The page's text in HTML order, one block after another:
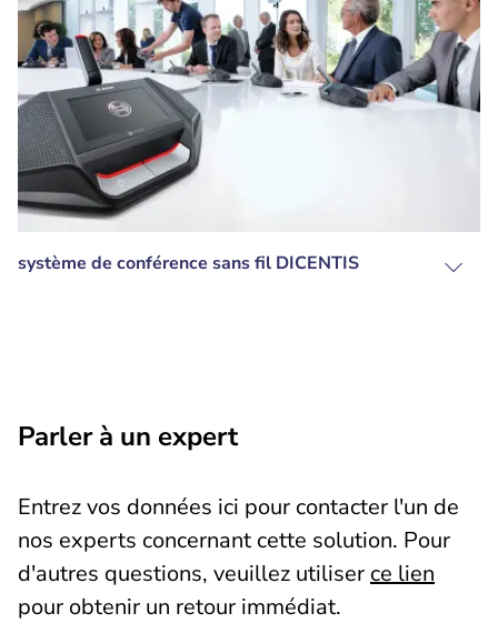
système de conférence sans fil DICENTIS
Parler à un expert
Entrez vos données ici pour contacter l'un de
nos experts concernant cette solution. Pour
d'autres questions, veuillez utiliser ce lien
pour obtenir un retour immédiat.